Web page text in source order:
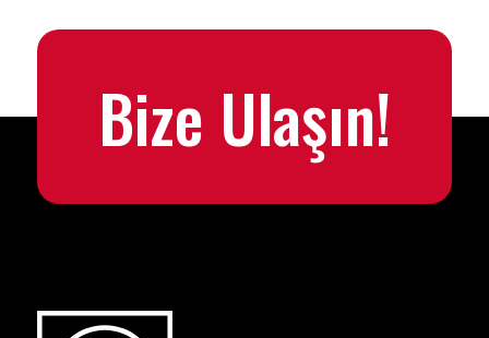
Bize Ulaşın!